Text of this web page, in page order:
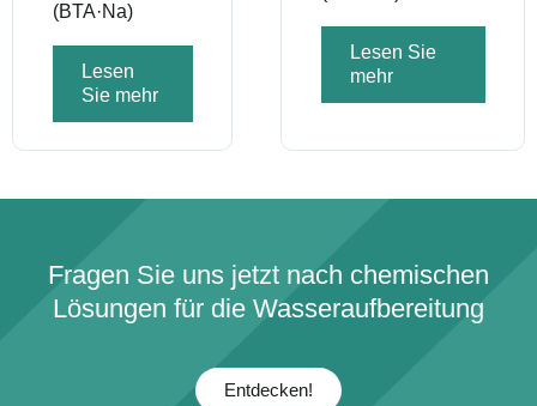
(BTA·Na)
Lesen
Sie mehr
Lesen Sie
mehr
Fragen Sie uns jetzt nach chemischen
Lösungen für die Wasseraufbereitung
Entdecken!